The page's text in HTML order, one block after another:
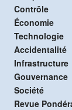
Contrôle
Économie
Technologie
Accidentalité
Infrastructure
Gouvernance
Société
Revue